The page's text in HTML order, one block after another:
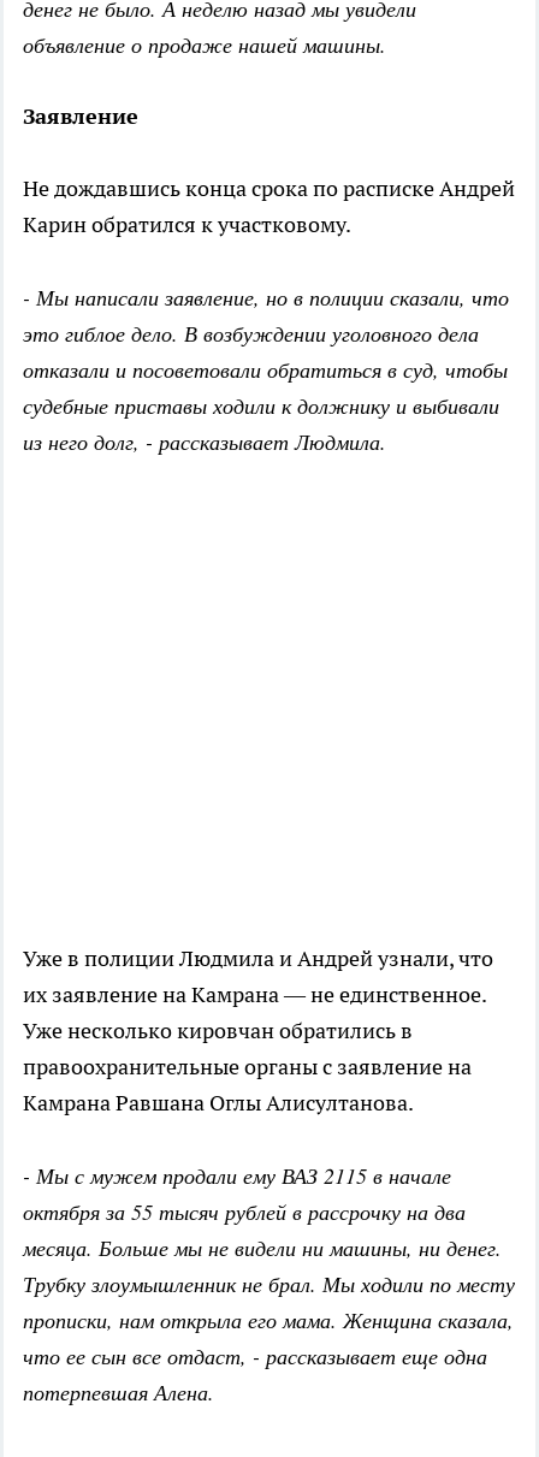
денег не было. А неделю назад мы увидели
объявление о продаже нашей машины.
Заявление
Не дождавшись конца срока по расписке Андрей
Карин обратился к участковому.
- Мы написали заявление, но в полиции сказали, что
это гиблое дело. В возбуждении уголовного дела
отказали и посоветовали обратиться в суд, чтобы
судебные приставы ходили к должнику и выбивали
из него долг, - рассказывает Людмила.
Уже в полиции Людмила и Андрей узнали, что
их заявление на Камрана — не единственное.
Уже несколько кировчан обратились в
правоохранительные органы с заявление на
Камрана Равшана Оглы Алисултанова.
- Мы с мужем продали ему ВАЗ 2115 в начале
октября за 55 тысяч рублей в рассрочку на два
месяца. Больше мы не видели ни машины, ни денег.
Трубку злоумышленник не брал. Мы ходили по месту
прописки, нам открыла его мама. Женщина сказала,
что ее сын все отдаст, - рассказывает еще одна
потерпевшая Алена.